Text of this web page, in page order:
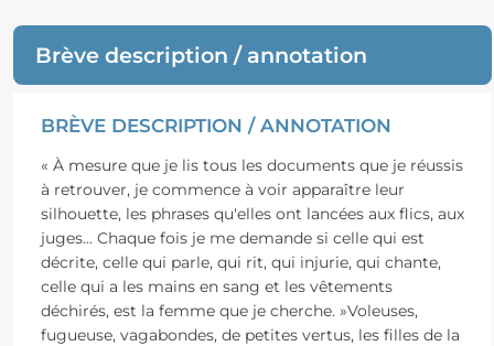
Brève description / annotation
BRÈVE DESCRIPTION / ANNOTATION
« À mesure que je lis tous les documents que je réussis
à retrouver, je commence à voir apparaître leur
silhouette, les phrases qu'elles ont lancées aux flics, aux
juges... Chaque fois je me demande si celle qui est
décrite, celle qui parle, qui rit, qui injurie, qui chante,
celle qui a les mains en sang et les vêtements
déchirés, est la femme que je cherche. »Voleuses,
fugueuse, vagabondes, de petites vertus, les filles de la